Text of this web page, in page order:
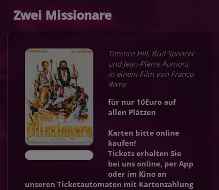
Zwei Missionare
Terence Hill, Bud Spencer
und Jean-Pierre Aumont
in einem Film von Franco
Rossi
für nur 10Euro auf
allen Plätzen
Karten bitte online
kaufen!
Tickets erhalten Sie
bei uns online, per App
oder im Kino an
unseren Ticketautomaten mit Kartenzahlung